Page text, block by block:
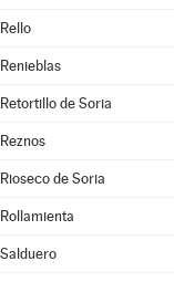
Rello
Renieblas
Retortillo de Soria
Reznos
Rioseco de Soria
Rollamienta
Salduero